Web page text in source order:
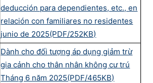
deducción para dependientes, etc., en
relación con familiares no residentes
junio de 2025(PDF/252KB)
Dành cho đối tượng áp dụng giảm trừ
gia cảnh cho thân nhân không cư trú
Tháng 6 năm 2025(PDF/465KB)